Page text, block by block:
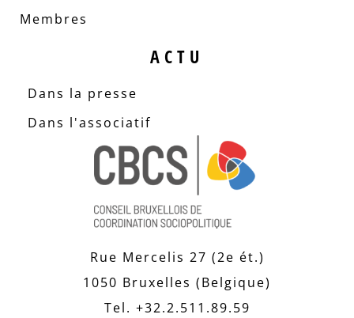
Membres
ACTU
Dans la presse
Dans l'associatif
Rue Mercelis 27 (2e ét.)
1050 Bruxelles (Belgique)
Tel. +32.2.511.89.59